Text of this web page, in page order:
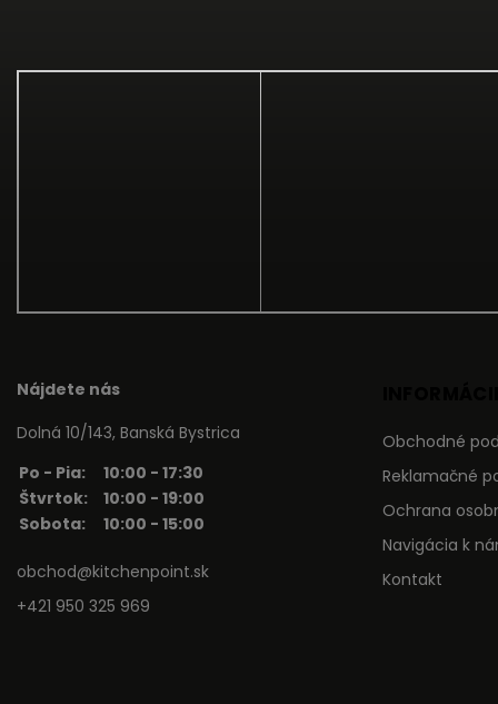
Nájdete nás
Dolná 10/143, Banská Bystrica
Po - Pia:
10:00 - 17:30
Štvrtok:
10:00 - 19:00
Sobota:
10:00 - 15:00
obchod@kitchenpoint.sk
+421 950 325 969
Obchodné
Reklamačné
Ochrana
Navigácia k
Kontakt